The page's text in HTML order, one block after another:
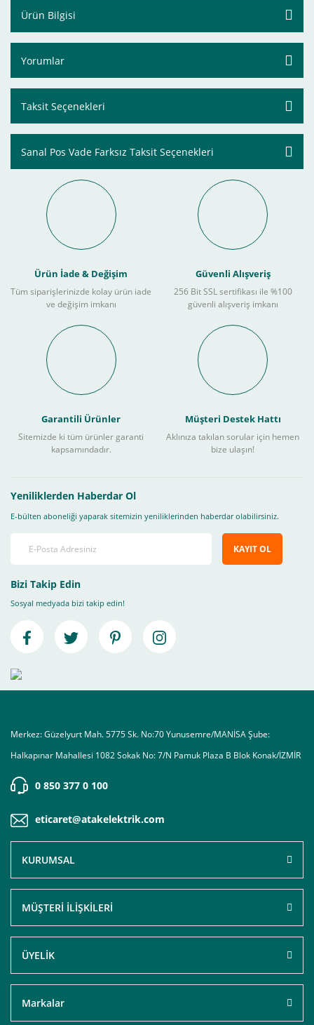
Ürün Bilgisi
Yorumlar
Taksit Seçenekleri
Sanal Pos Vade Farksız Taksit Seçenekleri
Ürün İade & Değişim
Tüm siparişlerinizde kolay ürün iade
ve değişim imkanı
Güvenli Alışveriş
256 Bit SSL sertifikası ile %100
güvenli alışveriş imkanı
Garantili Ürünler
Sitemizde ki tüm ürünler garanti
kapsamındadır.
Müşteri Destek Hattı
Aklınıza takılan sorular için hemen
bize ulaşın!
Yeniliklerden Haberdar Ol
E-bülten aboneliği yaparak sitemizin yeniliklerinden haberdar olabilirsiniz.
KAYIT OL
Bizi Takip Edin
Sosyal medyada bizi takip edin!
Merkez: Güzelyurt Mah. 5775 Sk. No:70 Yunusemre/MANİSA Şube:
Halkapınar Mahallesi 1082 Sokak No: 7/N Pamuk Plaza B Blok Konak/İZMİR
0 850 377 0 100
eticaret@atakelektrik.com
KURUMSAL
MÜŞTERİ İLİŞKİLERİ
ÜYELİK
Markalar